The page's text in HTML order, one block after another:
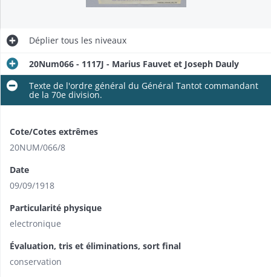
Déplier tous les niveaux
20Num066 - 1117J - Marius Fauvet et Joseph Dauly
Texte de l'ordre général du Général Tantot commandant
de la 70e division.
Cote/Cotes extrêmes
20NUM/066/8
Date
09/09/1918
Particularité physique
electronique
Évaluation, tris et éliminations, sort final
conservation